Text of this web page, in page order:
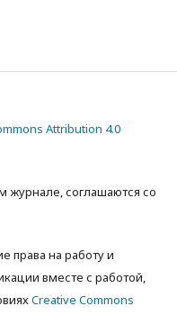
Attribution 4.0
журнале, соглашаются со
права на работу и
вместе с работой,
Creative Commons